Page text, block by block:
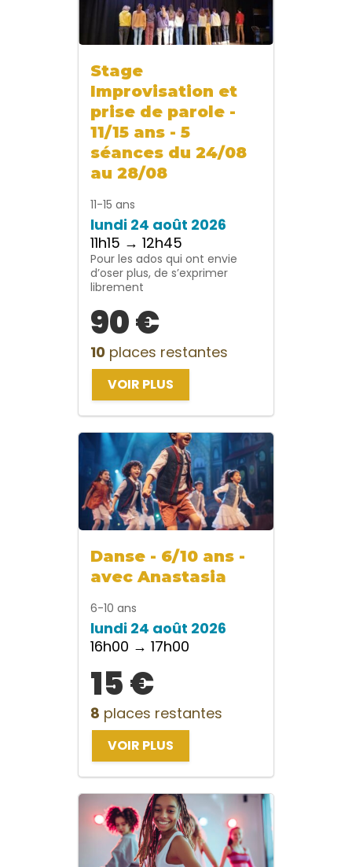
Stage
Improvisation et
prise de parole -
11/15 ans - 5
séances du 24/08
au 28/08
11-15 ans
lundi 24 août 2026
11h15 → 12h45
Pour les ados qui ont envie
d’oser plus, de s’exprimer
librement
90 €
10 places restantes
VOIR PLUS
Danse - 6/10 ans -
avec Anastasia
6-10 ans
lundi 24 août 2026
16h00 → 17h00
15 €
8 places restantes
VOIR PLUS